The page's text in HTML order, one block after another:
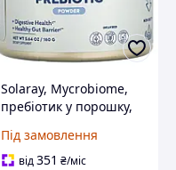
Solaray, Mycrobiome,
пребіотик у порошку,
160 г (5,64 унції)
Під замовлення
від351 ₴/міс